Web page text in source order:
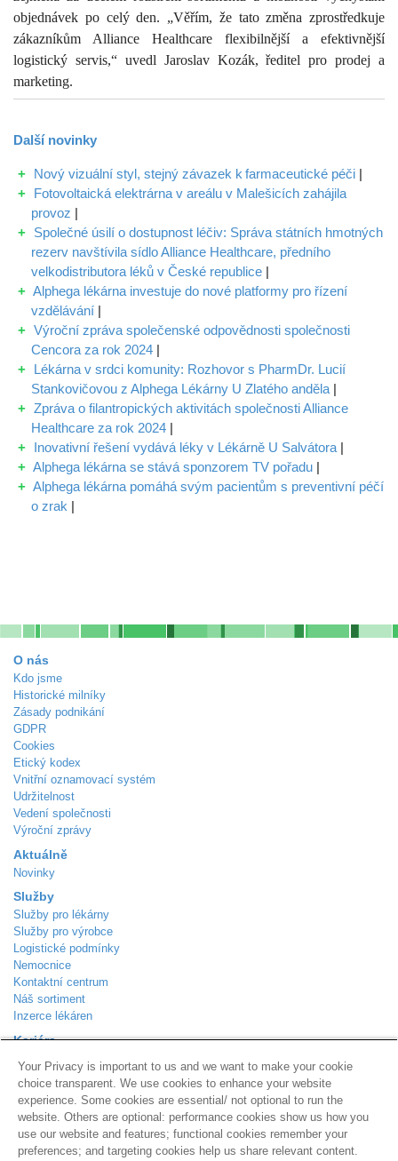
objednávek po celý den. „Věřím, že tato změna zprostředkuje
zákazníkům Alliance Healthcare flexibilnější a efektivnější
logistický servis,“ uvedl Jaroslav Kozák, ředitel pro prodej a
marketing.
Další novinky
Nový vizuální styl, stejný závazek k farmaceutické péči |
Fotovoltaická elektrárna v areálu v Malešicích zahájila
provoz |
Společné úsilí o dostupnost léčiv: Správa státních hmotných
rezerv navštívila sídlo Alliance Healthcare, předního
velkodistributora léků v České republice |
Alphega lékárna investuje do nové platformy pro řízení
vzdělávání |
Výroční zpráva společenské odpovědnosti společnosti
Cencora za rok 2024 |
Lékárna v srdci komunity: Rozhovor s PharmDr. Lucií
Stankovičovou z Alphega Lékárny U Zlatého anděla |
Zpráva o filantropických aktivitách společnosti Alliance
Healthcare za rok 2024 |
Inovativní řešení vydává léky v Lékárně U Salvátora |
Alphega lékárna se stává sponzorem TV pořadu |
Alphega lékárna pomáhá svým pacientům s preventivní péčí
o zrak |
O nás
Kdo jsme
Historické milníky
Zásady podnikání
GDPR
Cookies
Etický kodex
Vnitřní oznamovací systém
Udržitelnost
Vedení společnosti
Výroční zprávy
Aktuálně
Novinky
Služby
Služby pro lékárny
Služby pro výrobce
Logistické podmínky
Nemocnice
Kontaktní centrum
Náš sortiment
Inzerce lékáren
Kariéra
Kontakt
Podle Trati 624/7
Praha 10 - Malešice
108 00
Zákaznická linka 800 310 101
Your Privacy is important to us and we want to make your cookie
choice transparent. We use cookies to enhance your website
experience. Some cookies are essential/ not optional to run the
website. Others are optional: performance cookies show us how you
use our website and features; functional cookies remember your
preferences; and targeting cookies help us share relevant content.